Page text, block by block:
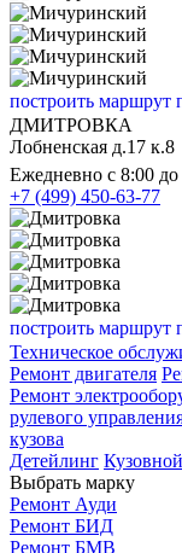
построить маршрут
ДМИТРОВКА
Лобненская д.17 к.8
Ежедневно с 8:00 до
+7 (499) 450-63-77
построить маршрут
Техническое
Ремонт двигателя
Ремонт
рулевого
кузова
Детейлинг
Выбрать марку
Ремонт Ауди
Ремонт БИД
Ремонт БМВ